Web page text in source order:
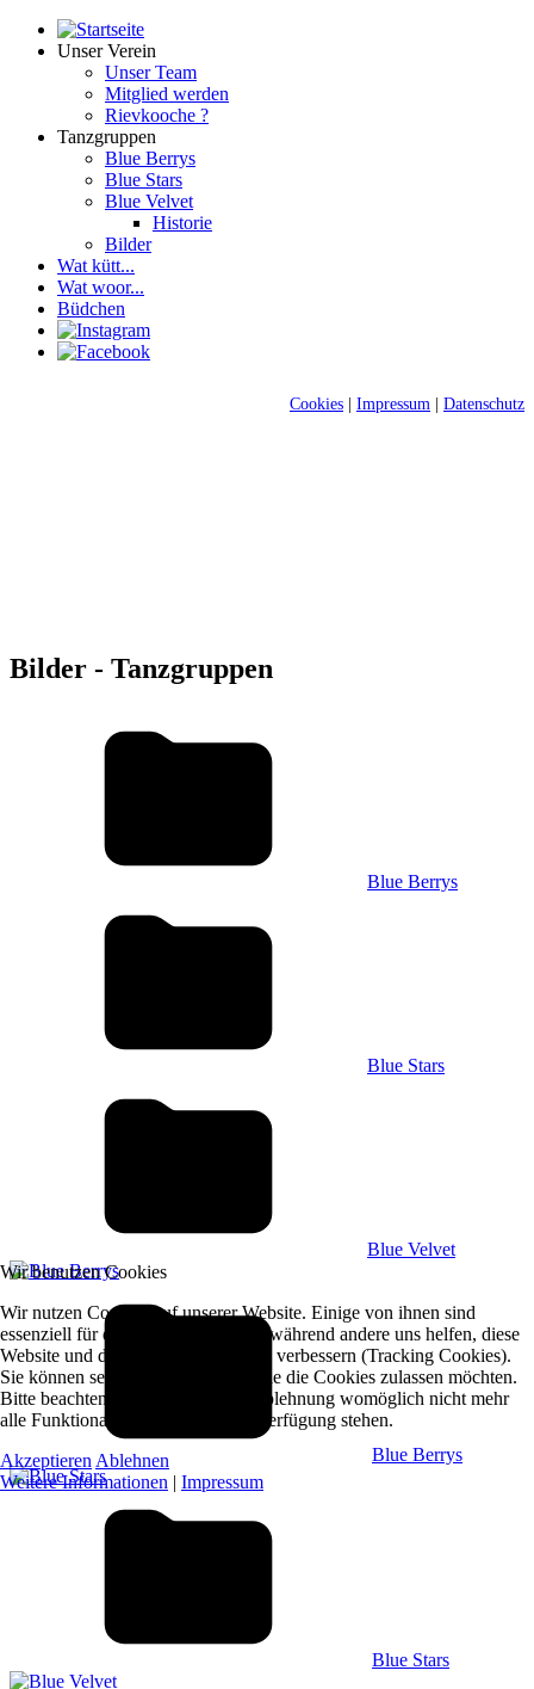
Unser Verein
Unser Team
Mitglied werden
Rievkooche ?
Tanzgruppen
Blue Berrys
Blue Stars
Blue Velvet
Historie
Bilder
Wat kütt...
Wat woor...
Büdchen
Cookies Impressum Datenschutz
Bilder - Tanzgruppen
Blue Berrys
Blue Stars
Blue Velvet
Blue Berrys
Blue Stars
Wir benutzen Cookies
Wir nutzen Cookies auf unserer Website. Einige von ihnen sind
essenziell für den Betrieb der Seite, während andere uns helfen, diese
Website und die Nutzererfahrung zu verbessern (Tracking Cookies).
Sie können selbst entscheiden, ob Sie die Cookies zulassen möchten.
Bitte beachten Sie, dass bei einer Ablehnung womöglich nicht mehr
alle Funktionalitäten der Seite zur Verfügung stehen.
Akzeptieren Ablehnen
Weitere Informationen | Impressum